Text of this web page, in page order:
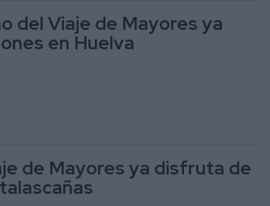
del Viaje de Mayores ya
en Huelva
de Mayores ya disfruta de